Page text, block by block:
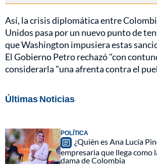
Así, la crisis diplomática entre
Unidos pasa por un nuevo punto de
que Washington impusiera estas
El Gobierno Petro rechazó "con
considerarla "una afrenta contra el
Últimas Noticias
POLÍTICA
¿Quién es Ana Lucía
empresaria que llega como
dama de Colombia